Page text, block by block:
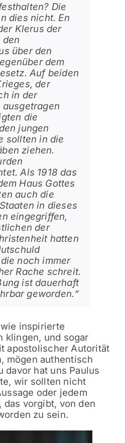
Die
dies nicht. En
Klerus der
über den
dem
Auf beiden
der
in der
die
jungen
sollten in die
ziehen.
Als 1918 das
Haus Gottes
auch die
in dieses
eingegriffen,
der
hatten
noch immer
Rache schreit.
ist dauerhaft
geworden.“
inspirierte
klingen, und sogar
apostolischer Autorität
mögen authentisch
davor hat uns Paulus
wir sollten nicht
oder jedem
das vorgibt, von den
zu sein.